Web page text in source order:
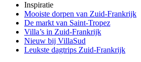
Inspiratie
Mooiste dorpen van Zuid-Frankrijk
De markt van Saint-Tropez
Villa’s in Zuid-Frankrijk
Nieuw bij VillaSud
Leukste dagtrips Zuid-Frankrijk